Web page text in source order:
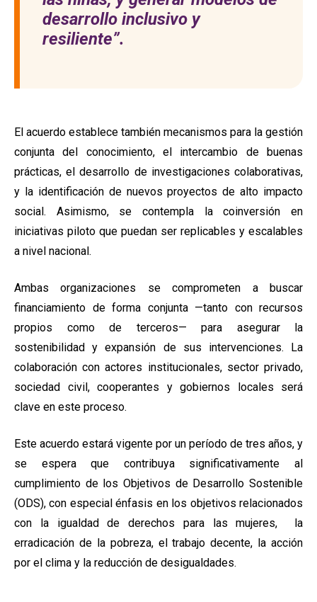
desarrollo inclusivo y
resiliente”.
El acuerdo establece también mecanismos para la gestión
conjunta del conocimiento, el intercambio de buenas
prácticas, el desarrollo de investigaciones colaborativas,
y la identificación de nuevos proyectos de alto impacto
social. Asimismo, se contempla la coinversión en
iniciativas piloto que puedan ser replicables y escalables
a nivel nacional.
Ambas organizaciones se comprometen a buscar
financiamiento de forma conjunta —tanto con recursos
propios como de terceros— para asegurar la
sostenibilidad y expansión de sus intervenciones. La
colaboración con actores institucionales, sector privado,
sociedad civil, cooperantes y gobiernos locales será
clave en este proceso.
Este acuerdo estará vigente por un período de tres años, y
se espera que contribuya significativamente al
cumplimiento de los Objetivos de Desarrollo Sostenible
(ODS), con especial énfasis en los objetivos relacionados
con la igualdad de derechos para las mujeres, la
erradicación de la pobreza, el trabajo decente, la acción
por el clima y la reducción de desigualdades.